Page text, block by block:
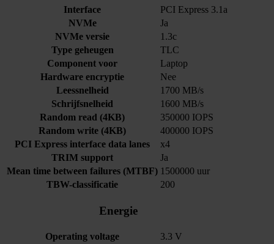
Interface
PCI Express 3.1a
NVMe
Ja
NVMe versie
1.3c
Type geheugen
TLC
Component voor
Laptop
Hardware encryptie
Nee
Leessnelheid
1700 MB/s
Schrijfsnelheid
1600 MB/s
Random read (4KB)
350000 IOPS
Random write (4KB)
400000 IOPS
PCI Express interface data lanes
x4
TRIM support
Ja
Mean time between failures (MTBF) 1500000 uur
TBW-classificatie
200
Energie
Operating voltage
3.3 V